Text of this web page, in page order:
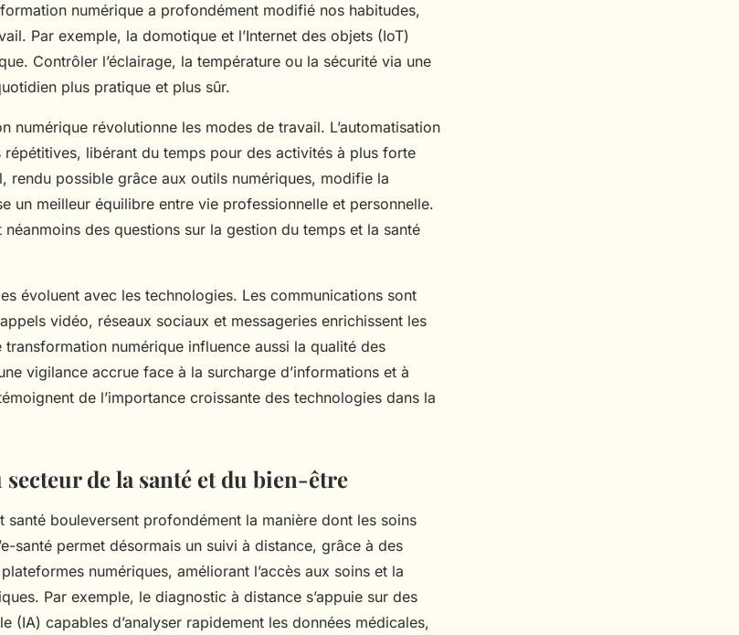
numérique a profondément modifié nos habitudes,
Par exemple, la domotique et l’Internet des objets (IoT)
Contrôler l’éclairage, la température ou la sécurité via une
plus pratique et plus sûr.
numérique révolutionne les modes de travail. L’automatisation
répétitives, libérant du temps pour des activités à plus forte
rendu possible grâce aux outils numériques, modifie la
un meilleur équilibre entre vie professionnelle et personnelle.
néanmoins des questions sur la gestion du temps et la santé
évoluent avec les technologies. Les communications sont
vidéo, réseaux sociaux et messageries enrichissent les
numérique influence aussi la qualité des
vigilance accrue face à la surcharge d’informations et à
de l’importance croissante des technologies dans la
de la santé et du bien-être
santé bouleversent profondément la manière dont les soins
santé permet désormais un suivi à distance, grâce à des
numériques, améliorant l’accès aux soins et la
Par exemple, le diagnostic à distance s’appuie sur des
(IA) capables d’analyser rapidement les données médicales,